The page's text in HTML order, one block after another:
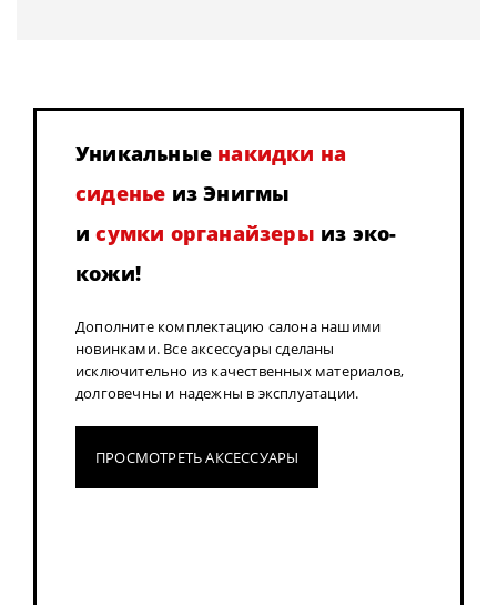
Уникальные накидки на
сиденье из Энигмы
исумки органайзеры из эко-
кожи!
Дополните комплектацию салона нашими
новинками. Все аксессуары сделаны
исключительно из качественных материалов,
долговечны и надежны в эксплуатации.
ПРОСМОТРЕТЬ АКСЕССУАРЫ